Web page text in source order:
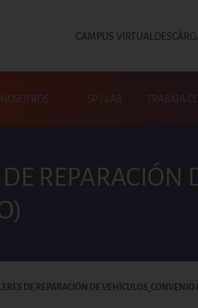
CAMPUS VIRTUAL
en SP|Activa
SP | LAB TRABAJA
DE REPARACIÓN DE